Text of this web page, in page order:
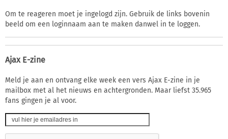
Om te reageren moet je ingelogd zijn. Gebruik de links bovenin
beeld om een loginnaam aan te maken danwel in te loggen.
Ajax E-zine
Meld je aan en ontvang elke week een vers Ajax E-zine in je
mailbox met al het nieuws en achtergronden. Maar liefst 35.965
fans gingen je al voor.